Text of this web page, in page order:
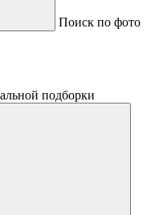
Поиск по фото
подборки